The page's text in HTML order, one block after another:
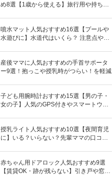
め8選【1歳から使える】旅行用や持ち運
噴水マット人気おすすめ16選【プールや
水遊びに】水道代はいくら？ 注意点やデ
産後ママに人気おすすめの手首サポータ
ー9選！抱っこや授乳時がつらい！を軽減
子ども用腕時計おすすめ15選【男の子・
女の子】人気のGPS付きやスマートウォ
授乳ライト人気おすすめ10選【夜間育児
に】いる？いらない？先輩ママの口コミ
赤ちゃん用ドアロック人気おすすめ9選
【賃貸OK・跡が残らない】引き戸や窓対